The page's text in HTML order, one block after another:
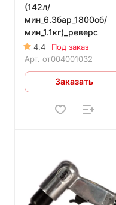
(142л/
мин_6.3бар_1800об/
мин_1.1кг)_реверс
4.4
Под заказ
Арт. от004001032
Заказать